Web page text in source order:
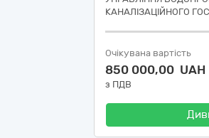
КАНАЛІЗАЦІЙНОГО
Очікувана вартість
850 000,00 UAH
з ПДВ